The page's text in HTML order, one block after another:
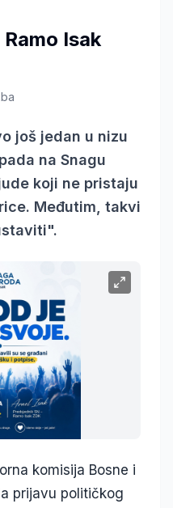
Isak
još jedan u nizu
na Snagu
koji ne pristaju
Međutim, takvi
komisija Bosne i
prijavu političkog